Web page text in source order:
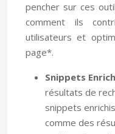
pencher sur ces
comment ils
utilisateurs et
page*.
Snippets
résultats de
snippets
comme des